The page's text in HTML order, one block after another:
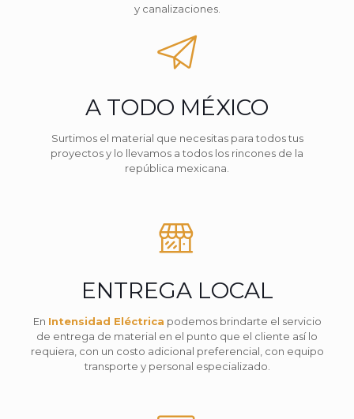
y canalizaciones.
A TODO MÉXICO
Surtimos el material que necesitas para todos tus
proyectos y lo llevamos a todos los rincones de la
república mexicana.
ENTREGA LOCAL
En Intensidad Eléctrica podemos brindarte el servicio
de entrega de material en el punto que el cliente así lo
requiera, con un costo adicional preferencial, con equipo
transporte y personal especializado.